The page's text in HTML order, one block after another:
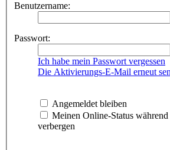
Benutzername:
Passwort:
Ich habe mein Passwort vergessen
Die Aktivierungs-E-Mail erneut
Angemeldet bleiben
Meinen Online-Status
verbergen